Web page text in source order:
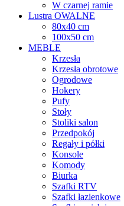
W czarnej ramie
Lustra OWALNE
80x40 cm
100x50 cm
MEBLE
Krzesła
Krzesła obrotowe
Ogrodowe
Hokery
Pufy
Stoły
Stoliki salon
Przedpokój
Regały i półki
Konsole
Komody
Biurka
Szafki RTV
Szafki łazienkowe